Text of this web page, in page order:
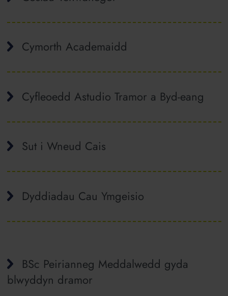
Cymorth Academaidd
Cyfleoedd Astudio Tramor a Byd-eang
Sut i Wneud Cais
Dyddiadau Cau Ymgeisio
BSc Peirianneg Meddalwedd gyda
blwyddyn dramor